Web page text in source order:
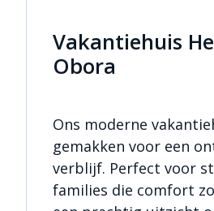
Vakantiehuis
Obora
Ons moderne
gemakken voor een
verblijf. Perfect voor
families die comfort